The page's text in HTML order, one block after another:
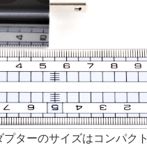
プターのサイズはコンパクト